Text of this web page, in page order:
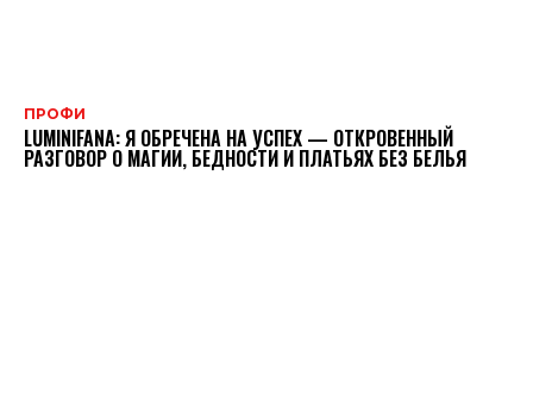
ПРОФИ
LUMINIFANA: Я ОБРЕЧЕНА НА УСПЕХ — ОТКРОВЕННЫЙ
РАЗГОВОР О МАГИИ, БЕДНОСТИ И ПЛАТЬЯХ БЕЗ БЕЛЬЯ